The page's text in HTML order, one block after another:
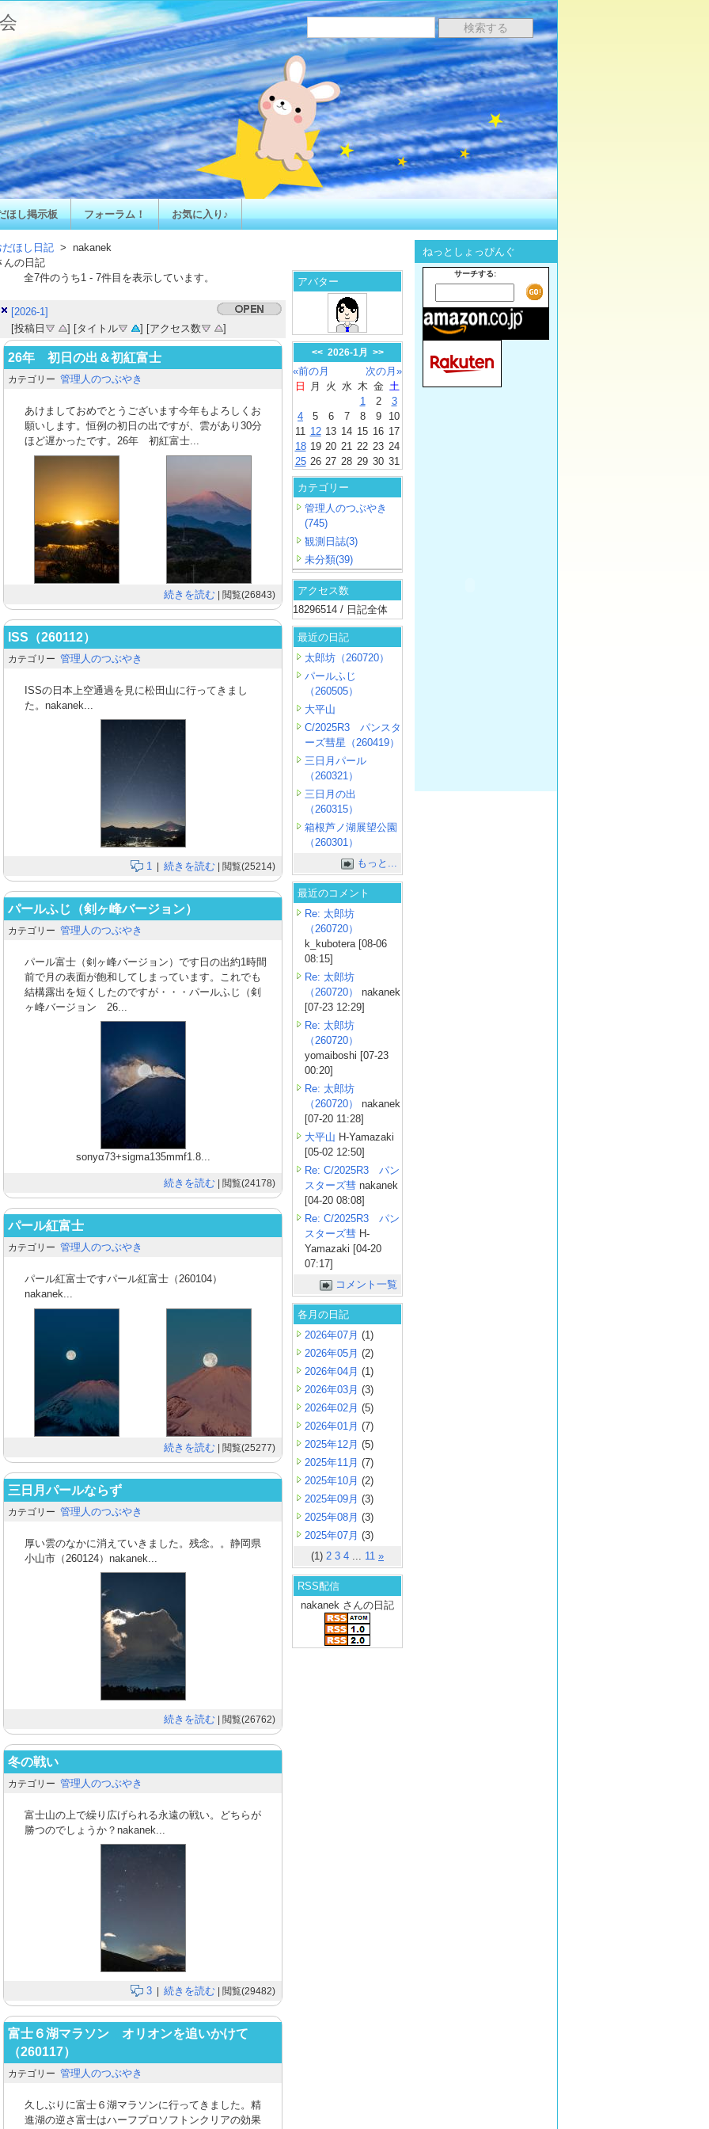
ほし掲示板 フォーラム！ お気に入り♪
だほし日記 > nakanek
んの日記
全7件のうち1- 7件目を表示しています。
[2026-1]
[投稿日
] [タイトル ] [アクセス数 ]
26年 初日の出＆初紅富士
カテゴリー 管理人のつぶやき
あけましておめでとうございます今年もよろしくお
願いします。恒例の初日の出ですが、雲があり30分
ほど遅かったです。26年 初紅富士...
続きを読む | 閲覧(26843)
ISS（260112）
カテゴリー 管理人のつぶやき
ISSの日本上空通過を見に松田山に行ってきまし
た。nakanek...
1 | 続きを読む | 閲覧(25214)
パールふじ（剣ヶ峰バージョン）
カテゴリー 管理人のつぶやき
パール富士（剣ヶ峰バージョン）です日の出約1時間
前で月の表面が飽和してしまっています。これでも
結構露出を短くしたのですが・・・パールふじ（剣
ヶ峰バージョン 26...
sonyα73+sigma135mmf1.8...
続きを読む | 閲覧(24178)
パール紅富士
カテゴリー 管理人のつぶやき
パール紅富士ですパール紅富士（260104）
nakanek...
続きを読む | 閲覧(25277)
三日月パールならず
カテゴリー 管理人のつぶやき
厚い雲のなかに消えていきました。残念。。静岡県
小山市（260124）nakanek...
続きを読む | 閲覧(26762)
冬の戦い
カテゴリー 管理人のつぶやき
富士山の上で繰り広げられる永遠の戦い。どちらが
勝つのでしょうか？nakanek...
3 | 続きを読む | 閲覧(29482)
富士６湖マラソン オリオンを追いかけて
（260117）
カテゴリー 管理人のつぶやき
久しぶりに富士６湖マラソンに行ってきました。精
進湖の逆さ富士はハーフプロソフトンクリアの効果
アバター
<< 2026-1月 >>
«前の月
次の月»
日
月 火 水 木 金 土
1
2
3
4
5 6 7 8 9
10
11 12 13 14 15 16 17
18 19 20 21 22 23 24
25 26 27 28 29 30 31
カテゴリー
管理人のつぶやき
(745)
観測日誌(3)
未分類(39)
アクセス数
18296514 / 日記全体
最近の日記
太郎坊（260720）
パールふじ
（260505）
大平山
C/2025R3 パンスタ
ーズ彗星（260419）
三日月パール
（260321）
三日月の出
（260315）
箱根芦ノ湖展望公園
（260301）
もっと...
最近のコメント
Re: 太郎坊
（260720）
k_kubotera [08-06
08:15]
Re: 太郎坊
（260720）
nakanek
[07-23 12:29]
Re: 太郎坊
（260720）
yomaiboshi [07-23
00:20]
Re: 太郎坊
（260720）
nakanek
[07-20 11:28]
大平山 H-Yamazaki
[05-02 12:50]
Re: C/2025R3 パン
スターズ彗 nakanek
[04-20 08:08]
Re: C/2025R3 パン
スターズ彗 H-
Yamazaki [04-20
07:17]
コメント一覧
各月の日記
2026年07月 (1)
2026年05月 (2)
2026年04月 (1)
2026年03月 (3)
2026年02月 (5)
2026年01月 (7)
2025年12月 (5)
2025年11月 (7)
2025年10月 (2)
2025年09月 (3)
2025年08月 (3)
2025年07月 (3)
(1) 2 3 4 ... 11 »
RSS配信
nakanek さんの日記
ねっとしょっぴんぐ
サーチする: